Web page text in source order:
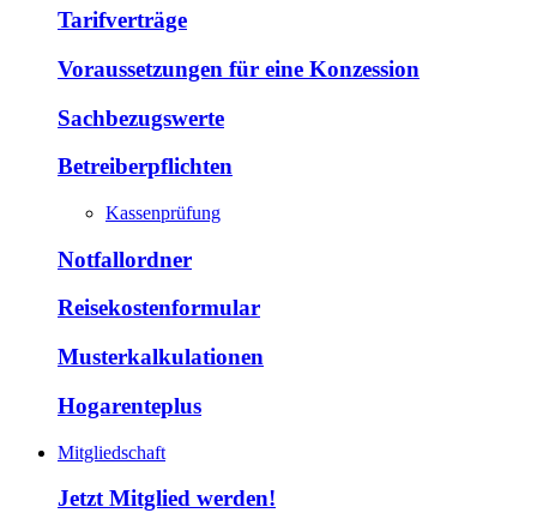
Tarifverträge
Voraussetzungen für eine Konzession
Sachbezugswerte
Betreiberpflichten
Kassenprüfung
Notfallordner
Reisekostenformular
Musterkalkulationen
Hogarenteplus
Mitgliedschaft
Jetzt Mitglied werden!